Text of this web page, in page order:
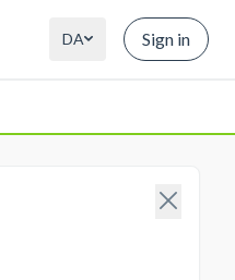
DA Sign in